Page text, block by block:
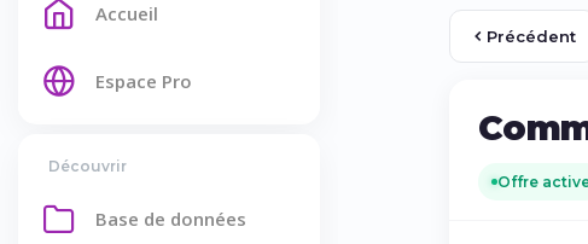
Accueil
Espace Pro
Découvrir
Base de données
Précédent
Offre